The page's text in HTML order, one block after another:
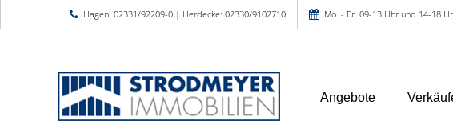
Hagen: 02331/92209-0 | Herdecke: 02330/9102710 Mo. - Fr. 09-13 Uhr und 14-18
Angebote